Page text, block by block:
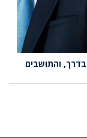
והתושבים